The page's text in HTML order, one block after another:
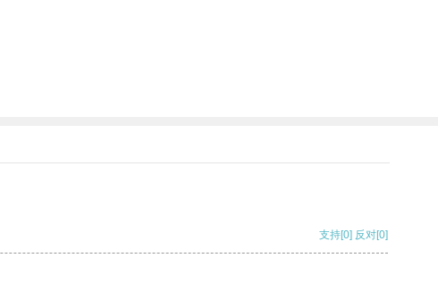
支持[0] 反对[0]